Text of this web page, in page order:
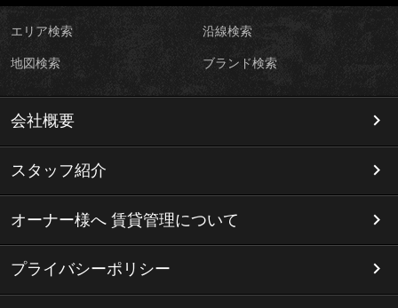
エリア検索 沿線検索
地図検索 ブランド検索
会社概要
スタッフ紹介
オーナー様へ 賃貸管理について
プライバシーポリシー